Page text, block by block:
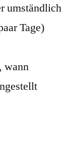
umständlich
Tage)
wann